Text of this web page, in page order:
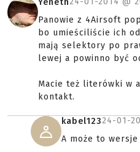
Yeneth
Panowie z 4Airsoft
bo umieściliście ich
mają selektory po
lewej a powinno być
Macie też literówki w
kontakt.
kabel12324-01-
A może to